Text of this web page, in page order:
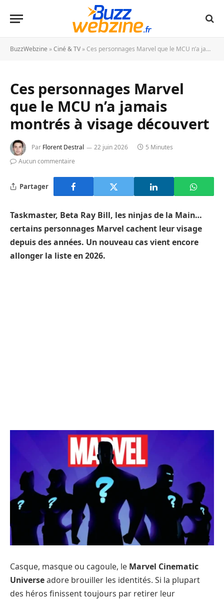
BuzzWebzine »Ciné & TV » Ces personnages Marvel que le MCU n’a jamais montrés à visage découvert
Ces personnages Marvel
que le MCU n’a jamais
montrés à visage découvert
Par Florent Destral 22 juin 2026
5 Minutes
Aucun commentaire
Partager
Taskmaster, Beta Ray Bill, les ninjas de la Main…
certains personnages Marvel cachent leur visage
depuis des années. Un nouveau cas vient encore
allonger la liste en 2026.
Casque, masque ou cagoule, le Marvel Cinematic
Universeadore brouiller les identités. Si la plupart
des héros finissent toujours par retirer leur